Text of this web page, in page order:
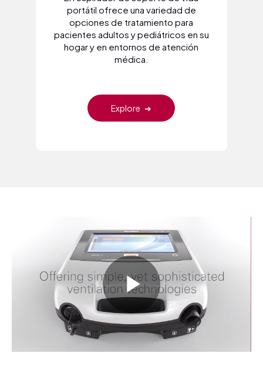
portátil ofrece una variedad de
opciones de tratamiento para
pacientes adultos y pediátricos en su
hogar y en entornos de atención
médica.
Explore ➜
Play